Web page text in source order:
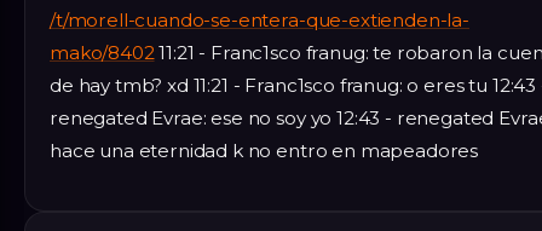
/t/morell-cuando-se-entera-que-extienden-la-
mako/840211:21 - Franc1sco franug: te robaron la
de hay tmb? xd 11:21 - Franc1sco franug: o eres tu 12:43
renegated Evrae: ese no soy yo 12:43 - renegated
hace una eternidad k no entro en mapeadores